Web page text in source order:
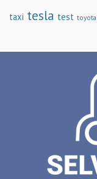
taxi tesla test toyota